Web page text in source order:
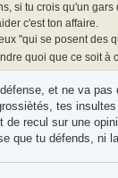
si tu crois qu'un gars
c'est ton affaire.
"qui se posent des
quoi que ce soit à
et ne va pas
tes
de recul sur une
que tu défends, ni